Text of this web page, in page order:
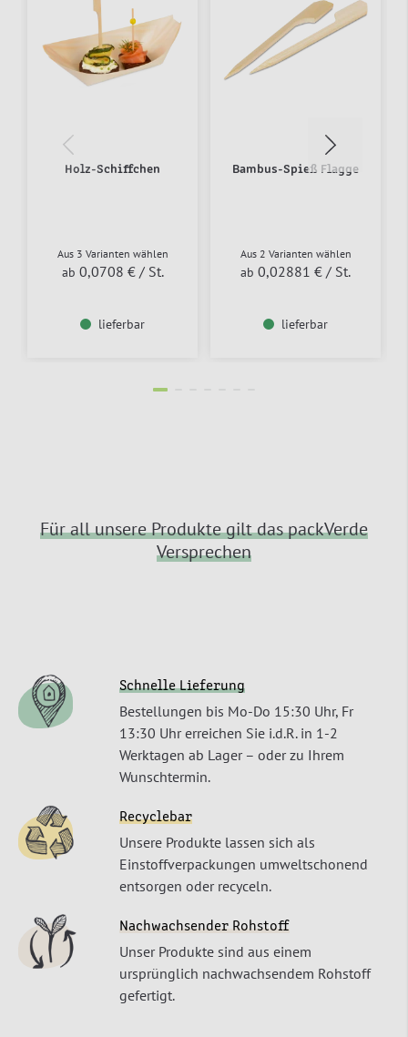
Holz-Schiffchen
Aus 3 Varianten wählen
ab 0,0708 € / St.
lieferbar
Bambus-Spieß Flagge
Aus 2 Varianten wählen
ab 0,02881 € / St.
lieferbar
Für all unsere Produkte gilt das packVerde
Versprechen
Schnelle Lieferung
Bestellungen bis Mo-Do 15:30 Uhr, Fr
13:30 Uhr erreichen Sie i.d.R. in 1-2
Werktagen ab Lager – oder zu Ihrem
Wunschtermin.
Recyclebar
Unsere Produkte lassen sich als
Einstoffverpackungen umweltschonend
entsorgen oder recyceln.
Nachwachsender Rohstoff
Unser Produkte sind aus einem
ursprünglich nachwachsendem Rohstoff
gefertigt.